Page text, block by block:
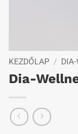
KEZDŐLAP /
Dia-